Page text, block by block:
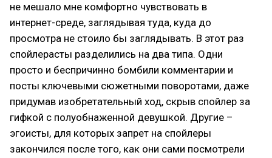
не мешало мне комфортно чувствовать в
интернет-среде, заглядывая туда, куда до
просмотра не стоило бы заглядывать. В этот раз
спойлерасты разделились на два типа. Одни
просто и беспричинно бомбили комментарии и
посты ключевыми сюжетными поворотами, даже
придумав изобретательный ход, скрыв спойлер за
гифкой с полуобнаженной девушкой. Другие –
эгоисты, для которых запрет на спойлеры
закончился после того, как они сами посмотрели